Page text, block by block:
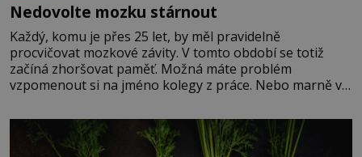
Nedovolte mozku stárnout
Každý, komu je přes 25 let, by měl pravidelně
procvičovat mozkové závity. V tomto období se totiž
začíná zhoršovat paměť. Možná máte problém
vzpomenout si na jméno kolegy z práce. Nebo marně v
Je to opravdu tak, s věkem jako kdyby se paměť
rozhodla stávkovat. Cvičte